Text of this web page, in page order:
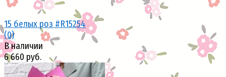
15 белых роз #R15254
(0)
В наличии
6 660 руб.